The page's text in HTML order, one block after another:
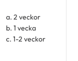
a. 2 veckor
b. 1 vecka
c. 1-2 veckor